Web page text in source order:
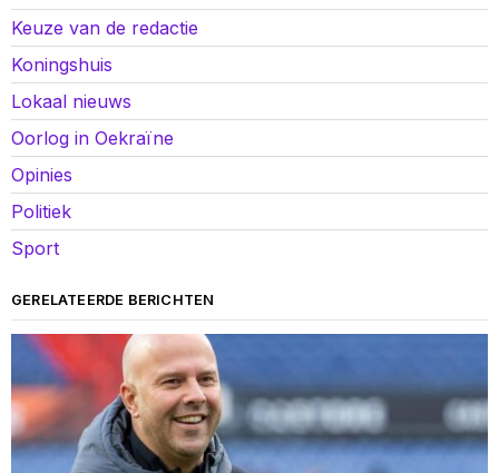
Keuze van de redactie
Koningshuis
Lokaal nieuws
Oorlog in Oekraïne
Opinies
Politiek
Sport
GERELATEERDE BERICHTEN